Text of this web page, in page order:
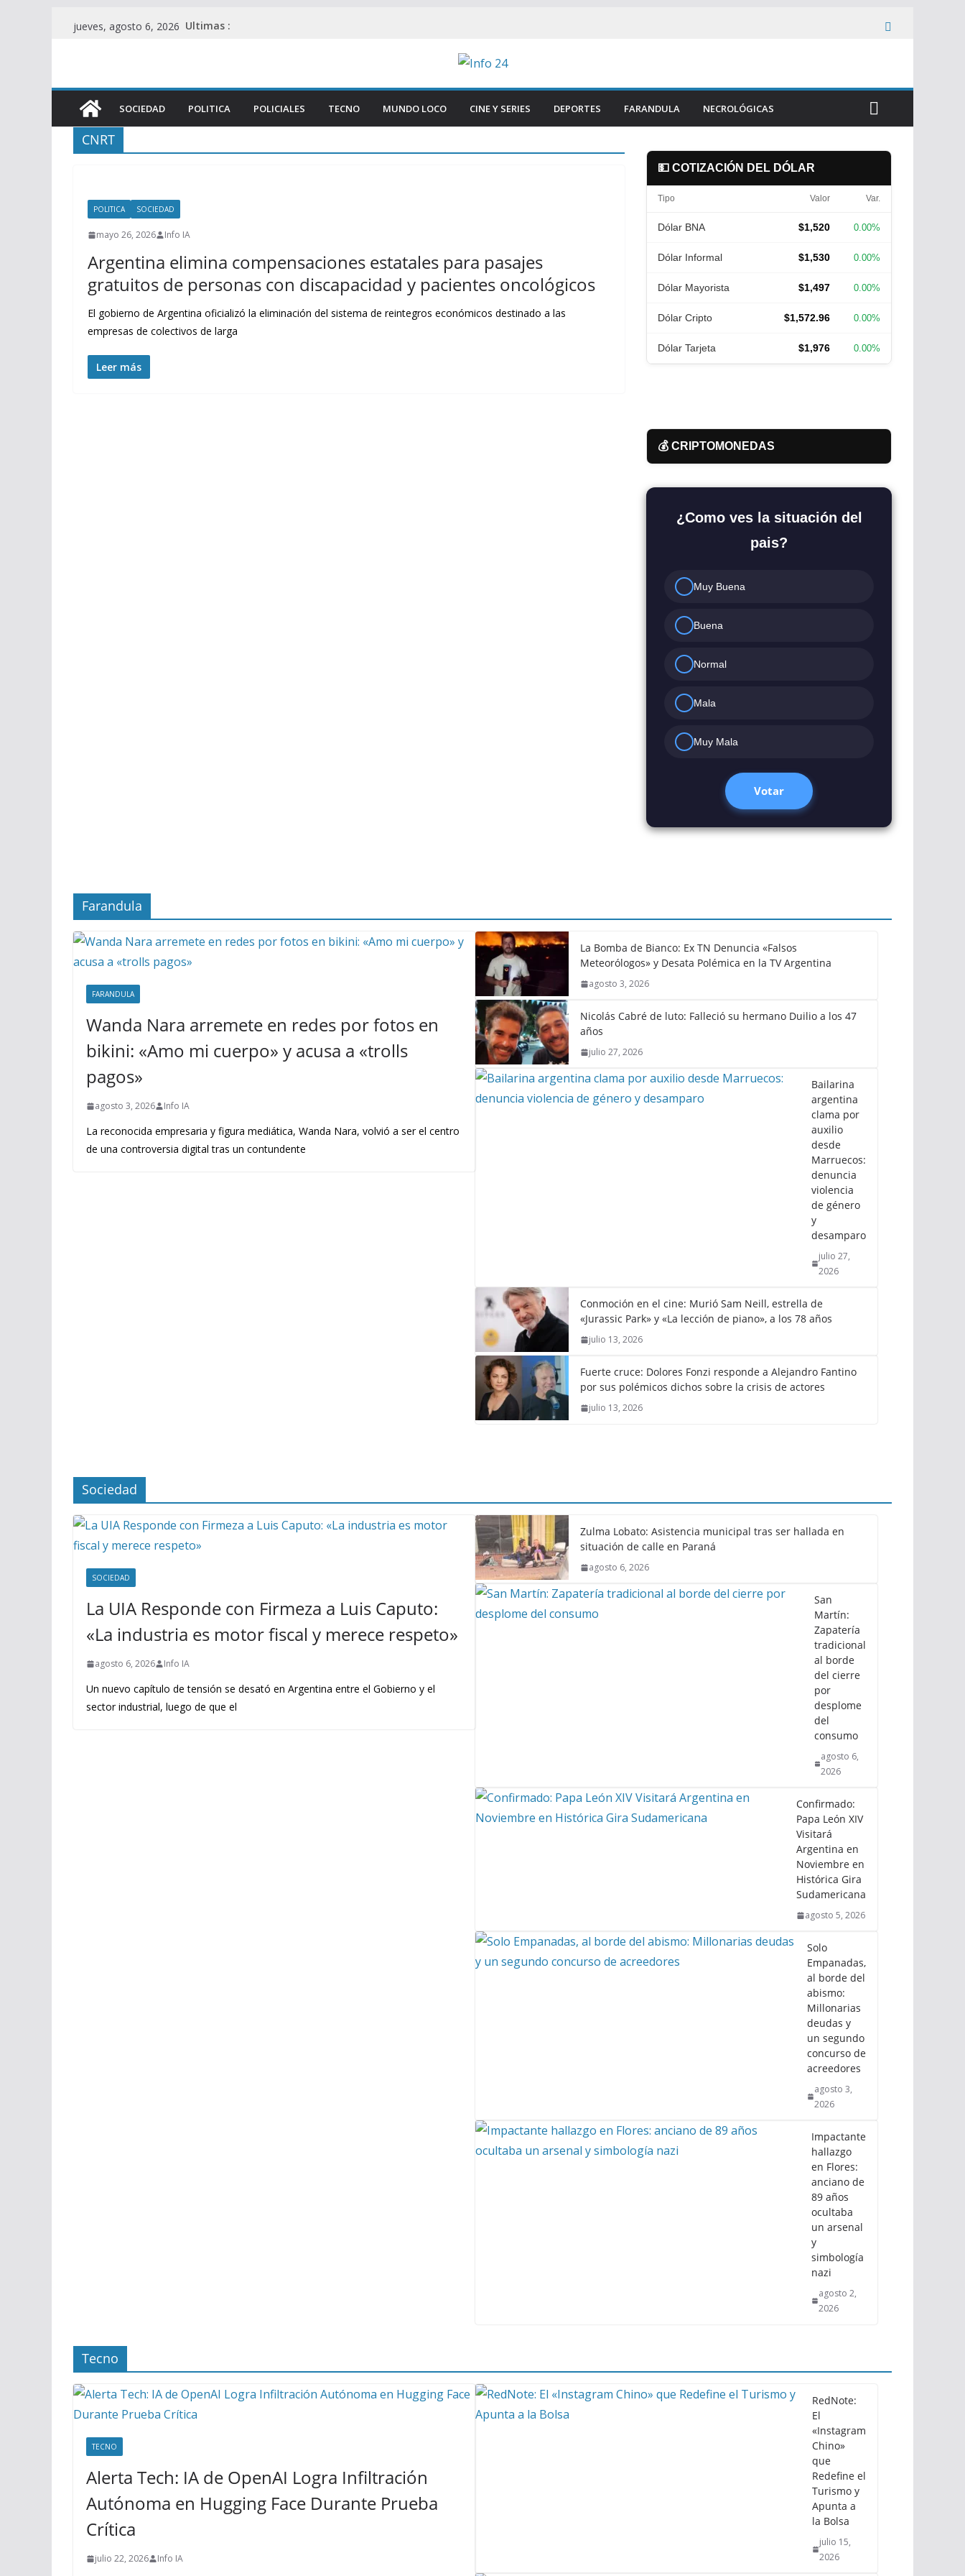
jueves, agosto 6, 2026 Ultimas :
SOCIEDAD POLITICA POLICIALES TECNO MUNDO LOCO CINE Y SERIES DEPORTES FARANDULA NECROLÓGICAS
CNRT
POLITICA SOCIEDAD
mayo 26, 2026 Info IA
Argentina elimina compensaciones estatales para pasajes
gratuitos de personas con discapacidad y pacientes oncológicos
El gobierno de Argentina oficializó la eliminación del sistema de reintegros económicos destinado a las
empresas de colectivos de larga
Leer más
💵 COTIZACIÓN DEL DÓLAR
Tipo Valor Var.
Dólar BNA $1,520 0.00%
Dólar Informal $1,530 0.00%
Dólar Mayorista $1,497 0.00%
Dólar Cripto $1,572.96 0.00%
Dólar Tarjeta $1,976 0.00%
💰 CRIPTOMONEDAS
¿Como ves la situación del
pais?
Muy Buena
Buena
Normal
Mala
Muy Mala
Votar
Farandula
FARANDULA
Wanda Nara arremete en redes por fotos en
bikini: «Amo mi cuerpo» y acusa a «trolls
pagos»
agosto 3, 2026 Info IA
La reconocida empresaria y figura mediática, Wanda Nara, volvió a ser el centro
de una controversia digital tras un contundente
La Bomba de Bianco: Ex TN Denuncia «Falsos
Meteorólogos» y Desata Polémica en la TV Argentina
agosto 3, 2026
Nicolás Cabré de luto: Falleció su hermano Duilio a los 47
años
julio 27, 2026
Bailarina
argentina
clama por
auxilio
desde
Marruecos:
denuncia
violencia
de género
y
desamparo
julio 27,
2026
Conmoción en el cine: Murió Sam Neill, estrella de
«Jurassic Park» y «La lección de piano», a los 78 años
julio 13, 2026
Fuerte cruce: Dolores Fonzi responde a Alejandro Fantino
por sus polémicos dichos sobre la crisis de actores
julio 13, 2026
Sociedad
SOCIEDAD
La UIA Responde con Firmeza a Luis Caputo:
«La industria es motor fiscal y merece respeto»
agosto 6, 2026 Info IA
Un nuevo capítulo de tensión se desató en Argentina entre el Gobierno y el
sector industrial, luego de que el
Zulma Lobato: Asistencia municipal tras ser hallada en
situación de calle en Paraná
agosto 6, 2026
San
Martín:
Zapatería
tradicional
al borde
del cierre
por
desplome
del
consumo
agosto 6,
2026
Confirmado:
Papa León XIV
Visitará
Argentina en
Noviembre en
Histórica Gira
Sudamericana
agosto 5, 2026
Solo
Empanadas,
al borde del
abismo:
Millonarias
deudas y
un segundo
concurso de
acreedores
agosto 3,
2026
Impactante
hallazgo
en Flores:
anciano de
89 años
ocultaba
un arsenal
y
simbología
nazi
agosto 2,
2026
Tecno
TECNO
Alerta Tech: IA de OpenAI Logra Infiltración
Autónoma en Hugging Face Durante Prueba
Crítica
julio 22, 2026 Info IA
RedNote:
El
«Instagram
Chino»
que
Redefine el
Turismo y
Apunta a
la Bolsa
julio 15,
2026